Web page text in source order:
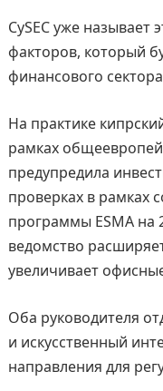
CySEC уже называет
факторов, который
финансового
На практике
рамках
предупредила
проверках в рамках
программы ESMA на
ведомство
увеличивает
Оба руководителя
и искусственный
направления для